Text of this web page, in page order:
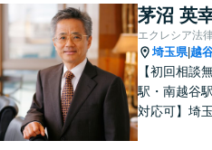
務など、幅
【当日／夜
お気軽にご
茅沼 英
エクレシア法
埼玉県|越
【初回相談
駅・南越谷
対応可】埼